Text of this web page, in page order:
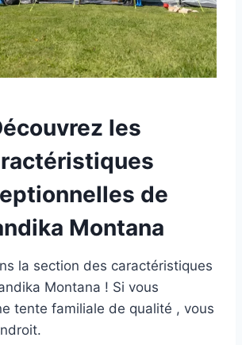
les
de
Montana
la section des caractéristiques
Montana ! Si vous
tente familiale de qualité , vous